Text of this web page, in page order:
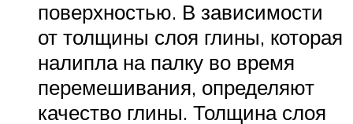
поверхностью. В зависимости
от толщины слоя глины, которая
налипла на палку во время
перемешивания, определяют
качество глины. Толщина слоя